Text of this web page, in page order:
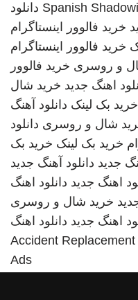
Spanish دانلود
خرید فالوور اینستاگرام
خرید فالوور اینستاگرام
و روسری خرید فالوور
اهنگ جدید خرید شال
خرید بک لینک دانلود آهنگ
شال و روسری دانلود
خرید بک لینک خرید بک
جدید دانلود آهنگ جدید
اهنگ جدید دانلود اهنگ
خرید شال و روسری
اهنگ جدید دانلود اهنگ
Accident
Ads